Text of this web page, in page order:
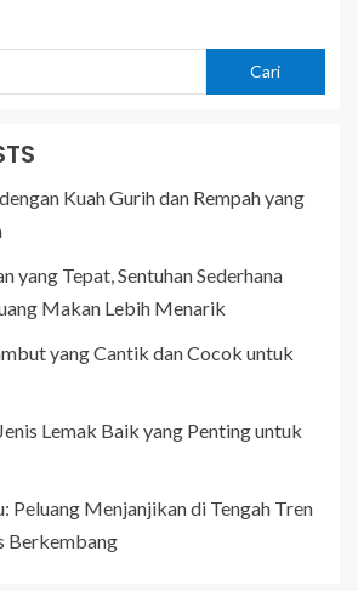
Cari
Kuah Gurih dan Rempah yang
yang Tepat, Sentuhan Sederhana
Makan Lebih Menarik
yang Cantik dan Cocok untuk
Lemak Baik yang Penting untuk
Peluang Menjanjikan di Tengah Tren
Berkembang